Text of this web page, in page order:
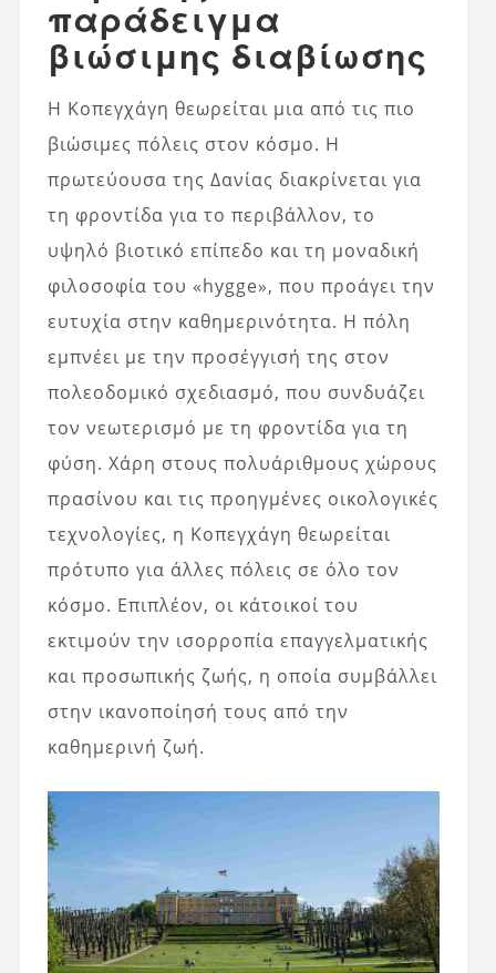
παράδειγμα
βιώσιμης διαβίωσης
Η Κοπεγχάγη θεωρείται μια από τις πιο
βιώσιμες πόλεις στον κόσμο. Η
πρωτεύουσα της Δανίας διακρίνεται για
τη φροντίδα για το περιβάλλον, το
υψηλό βιοτικό επίπεδο και τη μοναδική
φιλοσοφία του «hygge», που προάγει την
ευτυχία στην καθημερινότητα. Η πόλη
εμπνέει με την προσέγγισή της στον
πολεοδομικό σχεδιασμό, που συνδυάζει
τον νεωτερισμό με τη φροντίδα για τη
φύση. Χάρη στους πολυάριθμους χώρους
πρασίνου και τις προηγμένες οικολογικές
τεχνολογίες, η Κοπεγχάγη θεωρείται
πρότυπο για άλλες πόλεις σε όλο τον
κόσμο. Επιπλέον, οι κάτοικοί του
εκτιμούν την ισορροπία επαγγελματικής
και προσωπικής ζωής, η οποία συμβάλλει
στην ικανοποίησή τους από την
καθημερινή ζωή.